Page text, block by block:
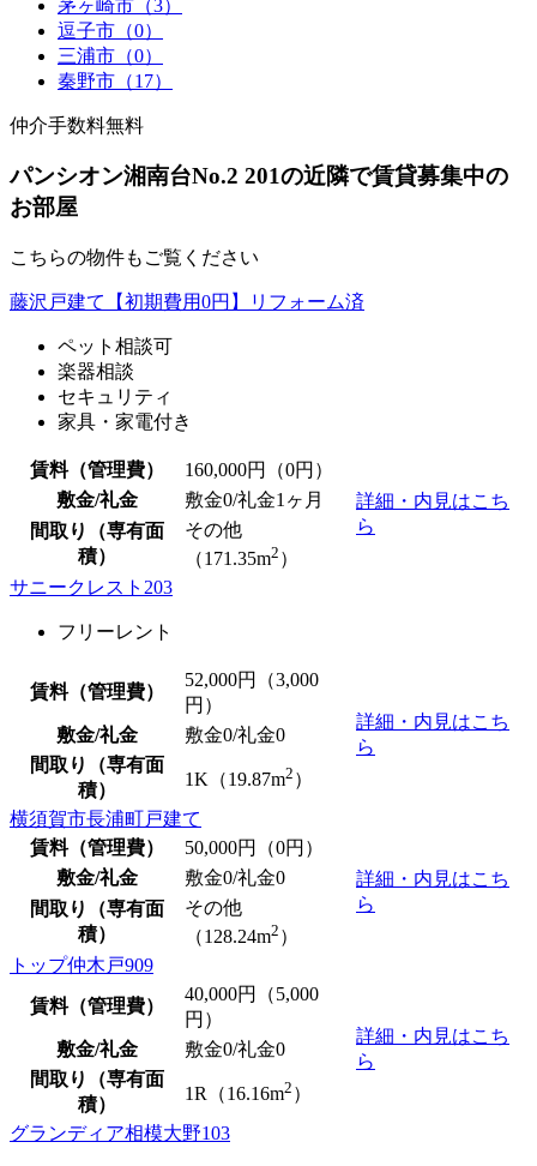
茅ヶ崎市（3）
逗子市（0）
三浦市（0）
秦野市（17）
仲介手数料無料
パンシオン湘南台No.2 201の近隣で賃貸募集中の
お部屋
こちらの物件もご覧ください
藤沢戸建て【初期費用0円】リフォーム済
ペット相談可
楽器相談
セキュリティ
家具・家電付き
賃料（管理費） 160,000円（0円）
詳細・内見はこち
ら
敷金/礼金 敷金0/礼金1ヶ月
間取り（専有面
積）
その他
（171.35m2 ）
サニークレスト203
フリーレント
賃料（管理費）
52,000円（3,000
円）
詳細・内見はこち
ら
敷金/礼金 敷金0/礼金0
間取り（専有面
積）
1K（19.87m2 ）
横須賀市長浦町戸建て
賃料（管理費）
50,000円（0円）
詳細・内見はこち
ら
敷金/礼金 敷金0/礼金0
間取り（専有面
積）
その他
（128.24m2 ）
トップ仲木戸909
賃料（管理費）
40,000円（5,000
円）
詳細・内見はこち
ら
敷金/礼金 敷金0/礼金0
間取り（専有面
積）
1R（16.16m2 ）
グランディア相模大野103